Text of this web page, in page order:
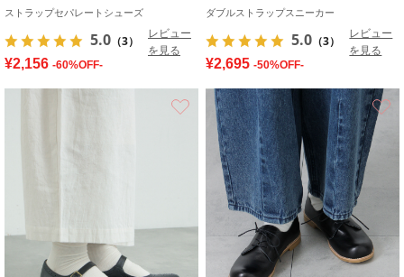
ストラップセパレートシューズ
5.0 （3）
レビュー
を見る
¥2,156 -60%OFF-
ダブルストラップスニーカー
5.0 （3）
レビュー
を見る
¥2,695 -50%OFF-
お気に入り